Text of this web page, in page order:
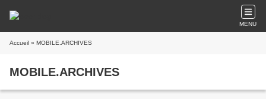
MENU
Accueil » MOBILE.ARCHIVES
MOBILE.ARCHIVES